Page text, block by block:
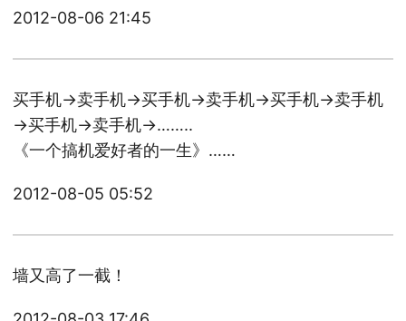
2012-08-06 21:45
买手机→卖手机→买手机→卖手机→买手机→卖手机
→买手机→卖手机→……..
《一个搞机爱好者的一生》……
2012-08-05 05:52
墙又高了一截！